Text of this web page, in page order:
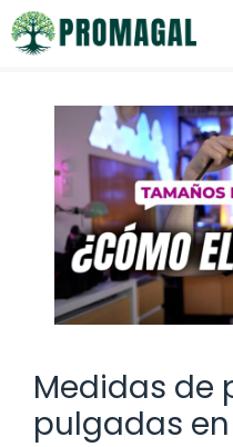
Saltar
al
Medidas de
pulgadas